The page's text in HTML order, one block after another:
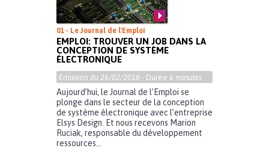
01 - Le Journal de l'Emploi
EMPLOI: TROUVER UN JOB DANS LA
CONCEPTION DE SYSTÈME
ÉLECTRONIQUE
Emission du 26/02/2018 - Durée 6 minutes
Aujourd’hui, le Journal de l’Emploi se
plonge dans le secteur de la conception
de système électronique avec l’entreprise
Elsys Design. Et nous recevons Marion
Ruciak, responsable du développement
ressources...